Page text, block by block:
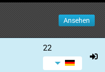
Ansehen
22